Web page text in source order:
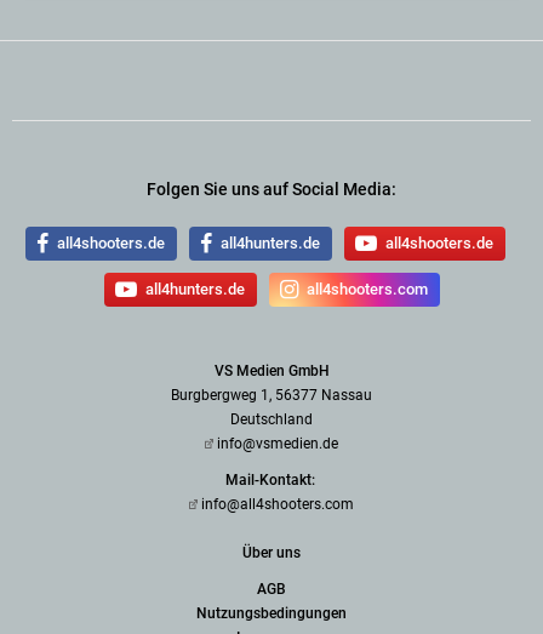
Folgen Sie uns auf Social Media:
all4shooters.de all4hunters.de all4shooters.de
all4hunters.de all4shooters.com
VS Medien GmbH
Burgbergweg 1, 56377 Nassau
Deutschland
info@vsmedien.de
Mail-Kontakt:
info@all4shooters.com
Über uns
AGB
Nutzungsbedingungen